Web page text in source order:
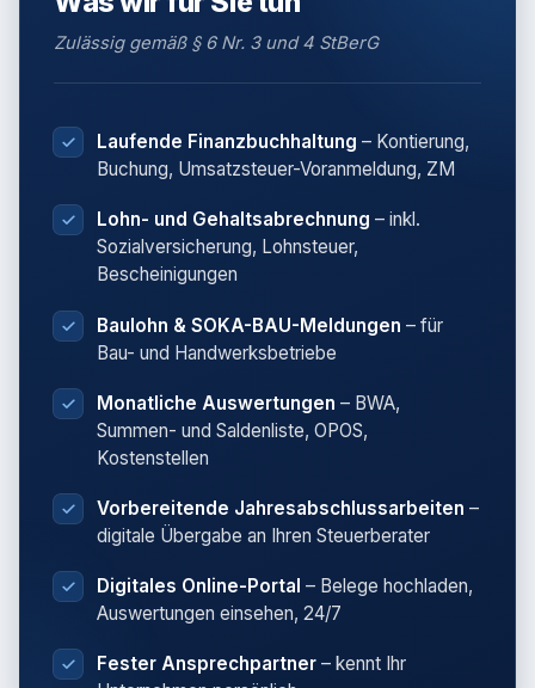
Zulässig gemäß § 6 Nr. 3 und 4 StBerG
Laufende Finanzbuchhaltung – Kontierung,
Buchung, Umsatzsteuer-Voranmeldung, ZM
Lohn- und Gehaltsabrechnung – inkl.
Sozialversicherung, Lohnsteuer,
Bescheinigungen
Baulohn & SOKA-BAU-Meldungen – für
Bau- und Handwerksbetriebe
Monatliche Auswertungen – BWA,
Summen- und Saldenliste, OPOS,
Kostenstellen
Vorbereitende Jahresabschlussarbeiten –
digitale Übergabe an Ihren Steuerberater
Digitales Online-Portal – Belege hochladen,
Auswertungen einsehen, 24/7
Fester Ansprechpartner – kennt Ihr